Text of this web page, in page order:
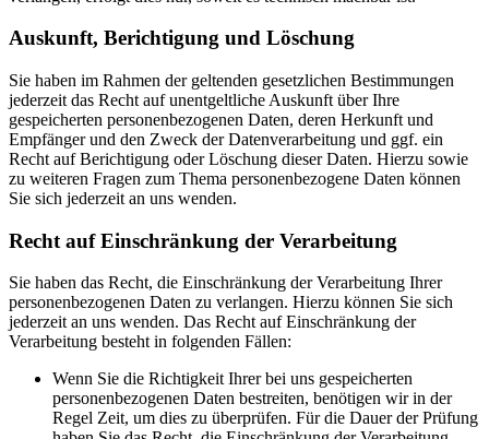
Auskunft, Berichtigung und Löschung
Sie haben im Rahmen der geltenden gesetzlichen Bestimmungen
jederzeit das Recht auf unentgeltliche Auskunft über Ihre
gespeicherten personenbezogenen Daten, deren Herkunft und
Empfänger und den Zweck der Datenverarbeitung und ggf. ein
Recht auf Berichtigung oder Löschung dieser Daten. Hierzu sowie
zu weiteren Fragen zum Thema personenbezogene Daten können
Sie sich jederzeit an uns wenden.
Recht auf Einschränkung der Verarbeitung
Sie haben das Recht, die Einschränkung der Verarbeitung Ihrer
personenbezogenen Daten zu verlangen. Hierzu können Sie sich
jederzeit an uns wenden. Das Recht auf Einschränkung der
Verarbeitung besteht in folgenden Fällen:
Wenn Sie die Richtigkeit Ihrer bei uns gespeicherten
personenbezogenen Daten bestreiten, benötigen wir in der
Regel Zeit, um dies zu überprüfen. Für die Dauer der Prüfung